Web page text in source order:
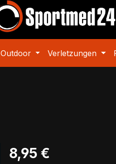
Outdoor Verletzungen
Regulärer Preis:
8,95 €